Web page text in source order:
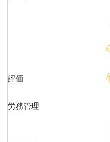
評価
労務管理